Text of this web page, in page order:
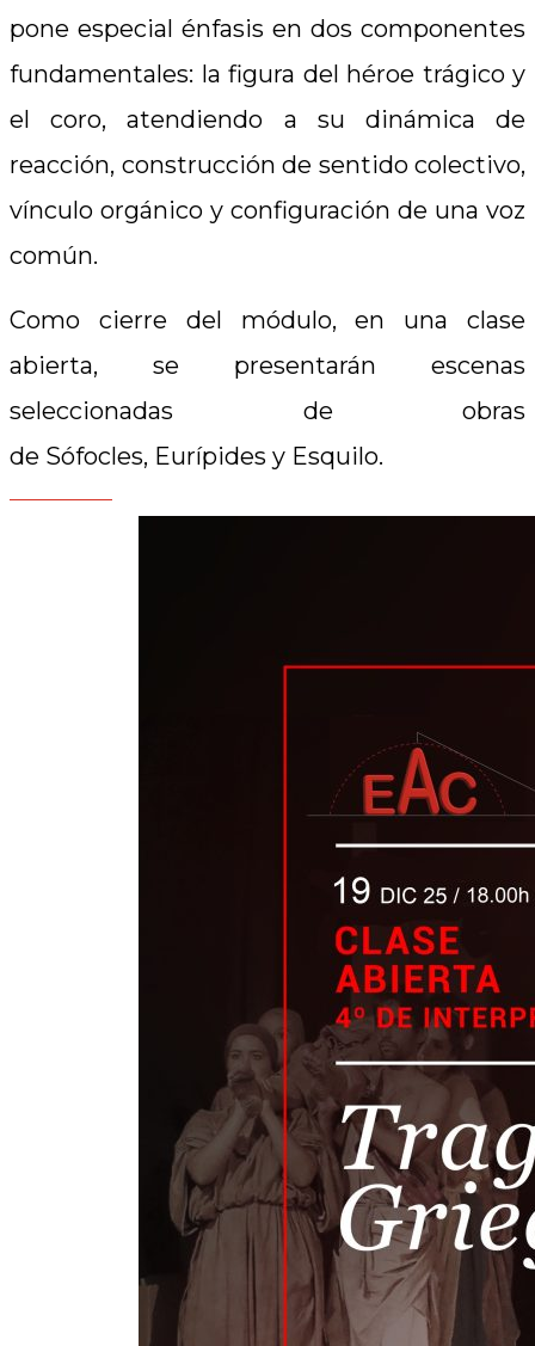
pone especial énfasis en dos componentes
fundamentales: la figura del héroe trágico y
el coro, atendiendo a su dinámica de
reacción, construcción de sentido colectivo,
vínculo orgánico y configuración de una voz
común.
Como cierre del módulo, en una clase
abierta, se presentarán escenas
seleccionadas de obras
de Sófocles, Eurípides y Esquilo.